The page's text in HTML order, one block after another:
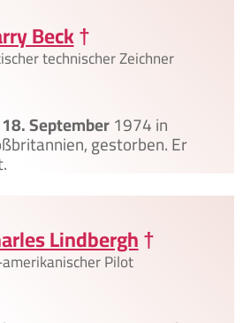
Beck†
technischer Zeichner
18. September1974 in
gestorben. Er
Lindbergh†
Pilot